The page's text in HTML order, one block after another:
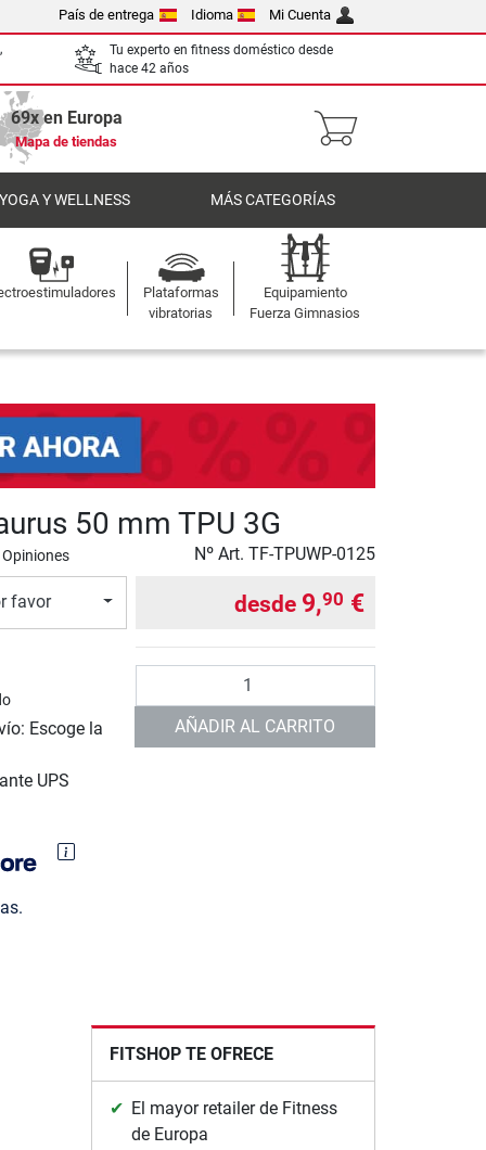
País de entrega Idioma Mi Cuenta
Tu experto en fitness doméstico desde
hace 42 años
69x en Europa
Mapa de tiendas
Y WELLNESS MÁS CATEGORÍAS
Plataformas
vibratorias
Equipamiento
Fuerza Gimnasios
50 mm TPU 3G
Nº Art. TF-TPUWP-0125
favor
Escoge la
UPS
desde 9,90 €
AÑADIR AL CARRITO
FITSHOP TE OFRECE
El mayor retailer de Fitness
de Europa